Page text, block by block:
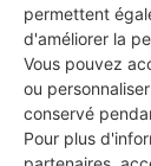
permettent
d'améliorer la
Vous pouvez
ou
conservé
Pour plus
6 ans